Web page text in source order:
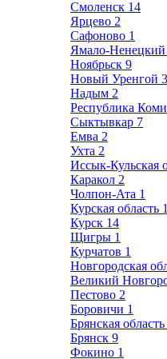
Смоленск 14
Ярцево 2
Сафоново 1
Ямало-
Ноябрьск 9
Новый Уренгой 3
Надым 2
Республика Коми
Сыктывкар 7
Емва 2
Ухта 2
Иссык-Кульская
Каракол 2
Чолпон-Ата 1
Курская область
Курск 14
Щигры 1
Курчатов 1
Новгородская
Великий
Пестово 2
Боровичи 1
Брянская область
Брянск 9
Фокино 1